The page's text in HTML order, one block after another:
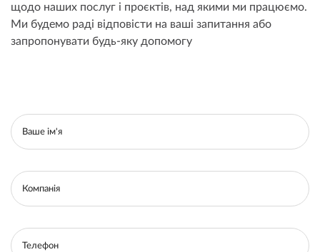
щодо наших послуг і проєктів, над якими ми працюємо.
Ми будемо раді відповісти на ваші запитання або
запропонувати будь-яку допомогу
Ваше ім'я
Компанія
Телефон